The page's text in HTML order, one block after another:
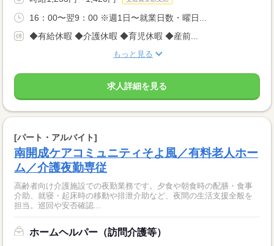
16：00〜翌9：00 ※週1日〜就業日数・曜日...
◆有給休暇 ◆介護休暇 ◆育児休暇 ◆産前...
もっと見る
求人詳細を見る
[パート・アルバイト]
南開成ケアコミュニティそよ風／有料老人ホー
ム／介護夜勤専従
高齢者向け介護施設での夜勤業務です。夕食や朝食時の配膳・食事
介助、就寝・起床時の移動や排泄介助など、夜間の生活支援全般を
担当。巡回や安否確認...
ホームヘルパー（訪問介護等）